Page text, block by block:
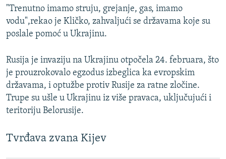
"Trenutno imamo struju, grejanje, gas, imamo
vodu",rekao je Kličko, zahvaljući se državama koje su
poslale pomoć u Ukrajinu.
Rusija je invaziju na Ukrajinu otpočela 24. februara, što
je prouzrokovalo egzodus izbeglica ka evropskim
državama, i optužbe protiv Rusije za ratne zločine.
Trupe su ušle u Ukrajinu iz više pravaca, uključujući i
teritoriju Belorusije.
Tvrđava zvana Kijev